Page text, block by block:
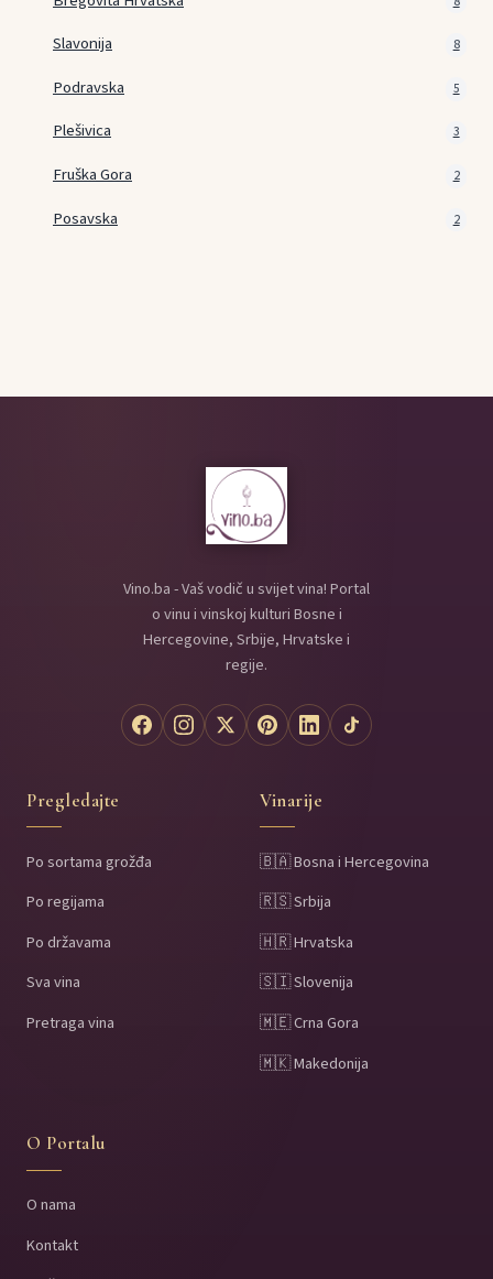
Slavonija 8
Podravska 5
Plešivica 3
Fruška Gora 2
Posavska 2
Vino.ba - Vaš vodič u svijet vina! Portal
o vinu i vinskoj kulturi Bosne i
Hercegovine, Srbije, Hrvatske i
regije.
Pregledajte
Po sortama grožđa
Po regijama
Po državama
Sva vina
Pretraga vina
Vinarije
🇧🇦 Bosna i Hercegovina
🇷🇸 Srbija
🇭🇷 Hrvatska
🇸🇮 Slovenija
🇲🇪 Crna Gora
🇲🇰 Makedonija
O Portalu
O nama
Kontakt